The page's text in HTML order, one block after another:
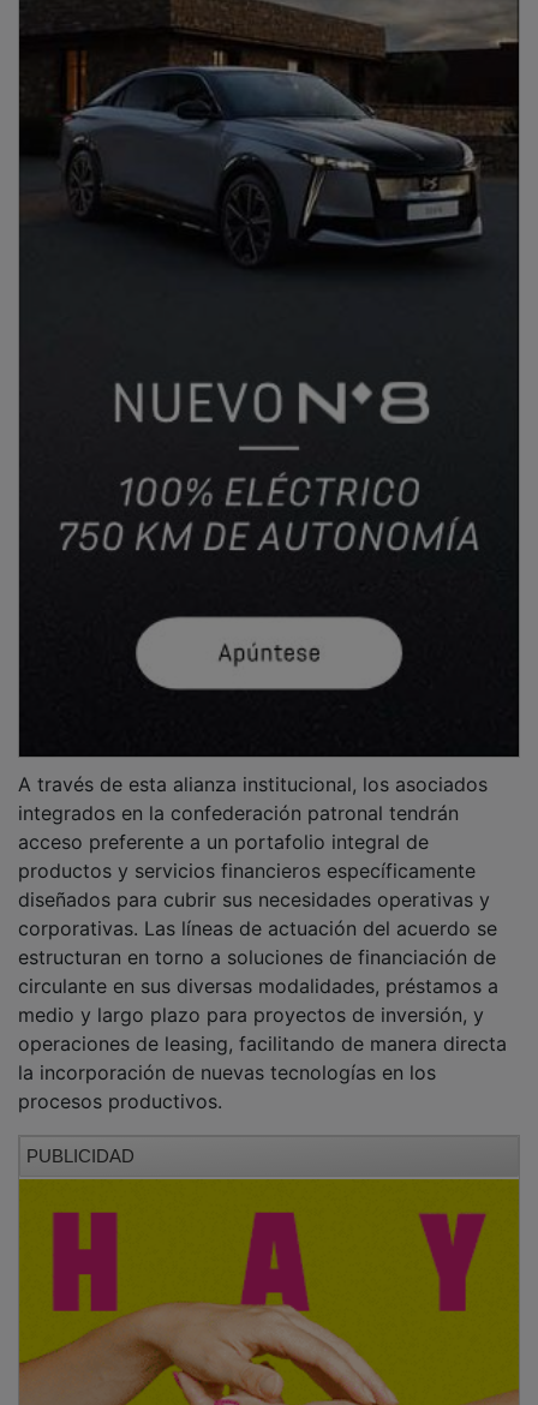
integrados en la confederación patronal tendrán
acceso preferente a un portafolio integral de
productos y servicios financieros específicamente
diseñados para cubrir sus necesidades operativas y
corporativas. Las líneas de actuación del acuerdo se
estructuran en torno a soluciones de financiación de
circulante en sus diversas modalidades, préstamos a
medio y largo plazo para proyectos de inversión, y
operaciones de leasing, facilitando de manera directa
la incorporación de nuevas tecnologías en los
procesos productivos.